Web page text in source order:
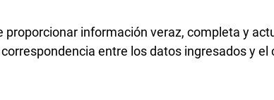
proporcionar información veraz, completa y
entre los datos ingresados y el